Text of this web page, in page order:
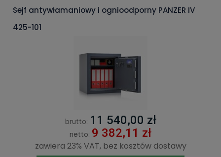
Sejf antywłamaniowy i ognioodporny PANZER IV
425-101
brutto: 11 540,00 zł
netto: 9 382,11 zł
zawiera 23% VAT, bez kosztów dostawy